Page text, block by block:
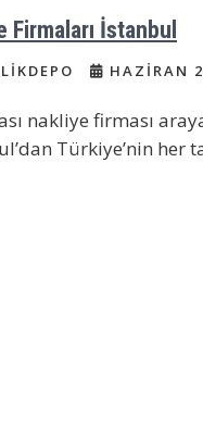
Firmaları İstanbul
HAZIRAN
nakliye firması
Türkiye’nin her